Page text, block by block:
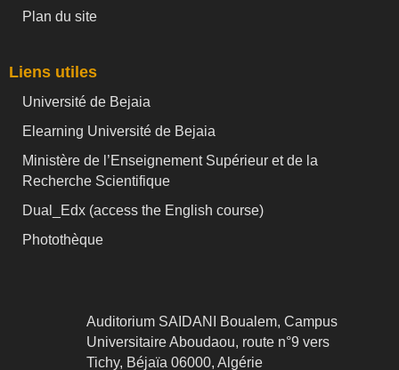
Plan du site
Liens utiles
Université de Bejaia
Elearning Université de Bejaia
Ministère de l’Enseignement Supérieur et de la
Recherche Scientifique
Dual_Edx (access the English course)
Photothèque
Auditorium SAIDANI Boualem, Campus
Universitaire Aboudaou, route n°9 vers
Tichy, Béjaïa 06000, Algérie